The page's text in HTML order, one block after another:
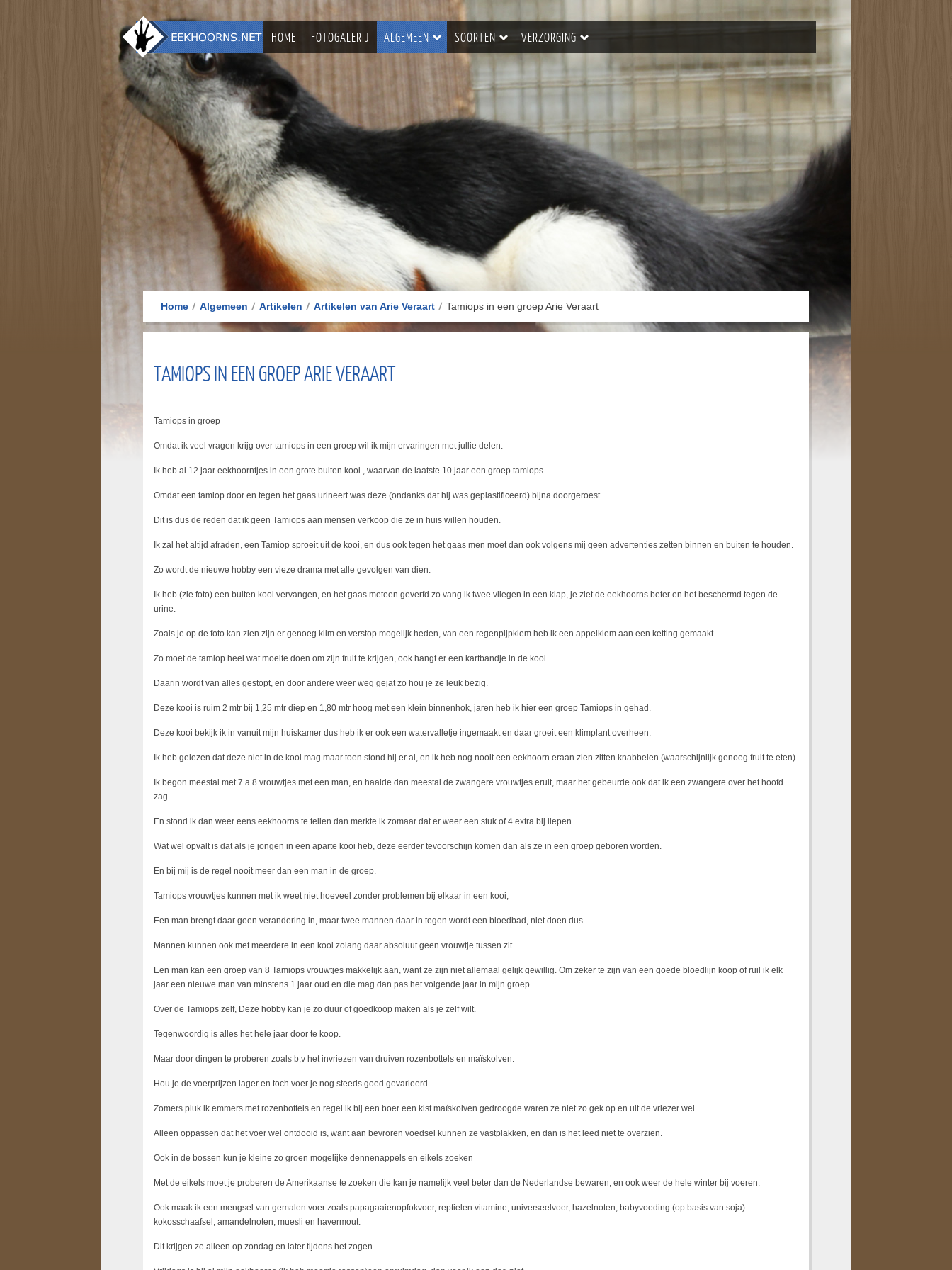
HOME FOTOGALERIJ ALGEMEEN SOORTEN VERZORGING
Home Algemeen Artikelen Artikelen van Arie Veraart Tamiops in een groep Arie Veraart
TAMIOPS IN EEN GROEP ARIE VERAART
Tamiops in groep
Omdat ik veel vragen krijg over tamiops in een groep wil ik mijn ervaringen met jullie delen.
Ik heb al 12 jaar eekhoorntjes in een grote buiten kooi , waarvan de laatste 10 jaar een groep tamiops.
Omdat een tamiop door en tegen het gaas urineert was deze (ondanks dat hij was geplastificeerd) bijna doorgeroest.
Dit is dus de reden dat ik geen Tamiops aan mensen verkoop die ze in huis willen houden.
Ik zal het altijd afraden, een Tamiop sproeit uit de kooi, en dus ook tegen het gaas men moet dan ook volgens mij geen advertenties zetten binnen en buiten te houden.
Zo wordt de nieuwe hobby een vieze drama met alle gevolgen van dien.
Ik heb (zie foto) een buiten kooi vervangen, en het gaas meteen geverfd zo vang ik twee vliegen in een klap, je ziet de eekhoorns beter en het beschermd tegen de
urine.
Zoals je op de foto kan zien zijn er genoeg klim en verstop mogelijk heden, van een regenpijpklem heb ik een appelklem aan een ketting gemaakt.
Zo moet de tamiop heel wat moeite doen om zijn fruit te krijgen, ook hangt er een kartbandje in de kooi.
Daarin wordt van alles gestopt, en door andere weer weg gejat zo hou je ze leuk bezig.
Deze kooi is ruim 2 mtr bij 1,25 mtr diep en 1,80 mtr hoog met een klein binnenhok, jaren heb ik hier een groep Tamiops in gehad.
Deze kooi bekijk ik in vanuit mijn huiskamer dus heb ik er ook een watervalletje ingemaakt en daar groeit een klimplant overheen.
Ik heb gelezen dat deze niet in de kooi mag maar toen stond hij er al, en ik heb nog nooit een eekhoorn eraan zien zitten knabbelen (waarschijnlijk genoeg fruit te eten)
Ik begon meestal met7 a 8 vrouwtjes met een man, en haalde dan meestal de zwangere vrouwtjes eruit, maar het gebeurde ook dat ik een zwangere over het hoofd
zag.
En stond ik dan weer eens eekhoorns te tellen dan merkte ik zomaar dat er weer een stuk of 4 extra bij liepen.
Wat wel opvalt is dat als je jongen in een aparte kooi heb, deze eerder tevoorschijn komen dan als ze in een groep geboren worden.
En bij mij is de regel nooit meer dan een man in de groep.
Tamiops vrouwtjes kunnen met ik weet niet hoeveel zonder problemen bij elkaar in een kooi,
Een man brengt daar geen verandering in, maar twee mannen daar in tegen wordt een bloedbad, niet doen dus.
Mannen kunnen ook met meerdere in een kooi zolang daar absoluut geen vrouwtje tussen zit.
Een man kan een groep van 8 Tamiops vrouwtjes makkelijk aan, want ze zijn niet allemaal gelijk gewillig. Om zeker te zijn van een goede bloedlijn koop of ruil ik elk
jaar een nieuwe man van minstens 1 jaar oud en die mag dan pas het volgende jaar in mijn groep.
Over de Tamiops zelf, Deze hobby kan je zo duur of goedkoop maken als je zelf wilt.
Tegenwoordig is alles het hele jaar door te koop.
Maar door dingen te proberen zoals b,v het invriezen van druiven rozenbottels en maïskolven.
Hou je de voerprijzen lager en toch voer je nog steeds goed gevarieerd.
Zomers pluk ik emmers met rozenbottels en regel ik bij een boer een kist maïskolven gedroogde waren ze niet zo gek op en uit de vriezer wel.
Alleen oppassen dat het voer wel ontdooid is, want aan bevroren voedsel kunnen ze vastplakken, en dan is het leed niet te overzien.
Ook in de bossen kun je kleine zo groen mogelijke dennenappels en eikels zoeken
Met de eikels moet je proberen de Amerikaanse te zoeken die kan je namelijk veel beter dan de Nederlandse bewaren, en ook weer de hele winter bij voeren.
Ook maak ik een mengsel van gemalen voer zoals papagaaienopfokvoer, reptielen vitamine, universeelvoer, hazelnoten, babyvoeding (op basis van soja)
kokosschaafsel, amandelnoten, muesli en havermout.
Dit krijgen ze alleen op zondag en later tijdens het zogen.